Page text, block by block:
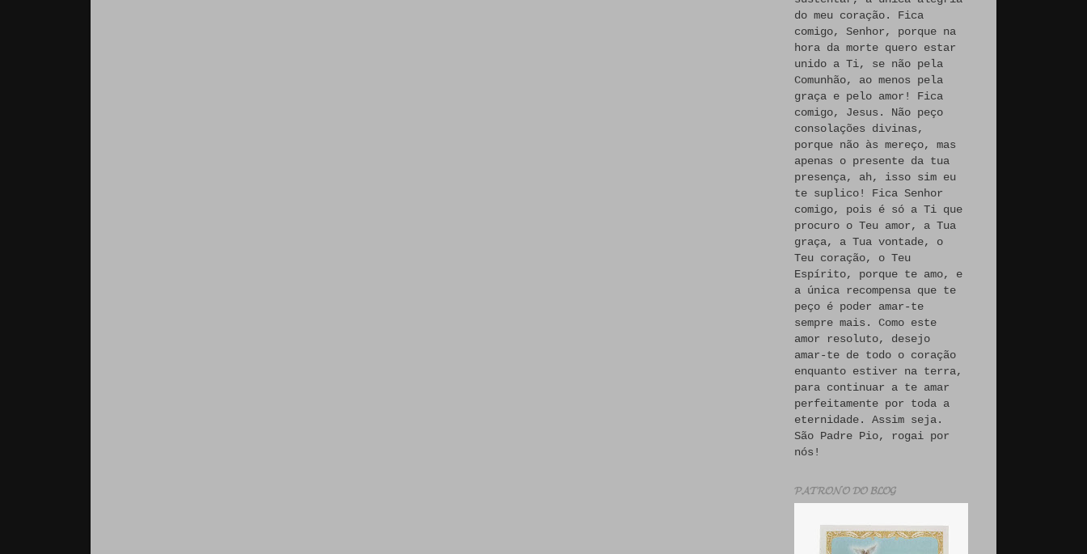
do meu coração. Fica
comigo, Senhor, porque na
hora da morte quero estar
unido a Ti, se não pela
Comunhão, ao menos pela
graça e pelo amor! Fica
comigo, Jesus. Não peço
consolações divinas,
porque não às mereço, mas
apenas o presente da tua
presença, ah, isso sim eu
te suplico! Fica Senhor
comigo, pois é só a Ti que
procuro o Teu amor, a Tua
graça, a Tua vontade, o
Teu coração, o Teu
Espírito, porque te amo, e
a única recompensa que te
peço é poder amar-te
sempre mais. Como este
amor resoluto, desejo
amar-te de todo o coração
enquanto estiver na terra,
para continuar a te amar
perfeitamente por toda a
eternidade. Assim seja.
São Padre Pio, rogai por
nós!
𝓟𝓐𝓣𝓡𝓞𝓝𝓞 𝓓𝓞 𝓑𝓛𝓞𝓖